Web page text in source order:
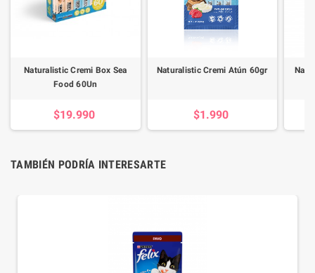
Naturalistic Cremi Box Sea
Food 60Un
$19.990
Naturalistic Cremi Atún 60gr
$1.990
TAMBIÉN PODRÍA INTERESARTE